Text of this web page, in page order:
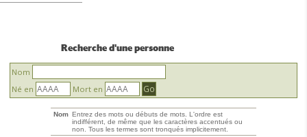
Recherche d'une personne
Nom
Né en
Mort en
Nom Entrez des mots ou débuts de mots. L'ordre est
indifférent, de même que les caractères accentués ou
non. Tous les termes sont tronqués implicitement.